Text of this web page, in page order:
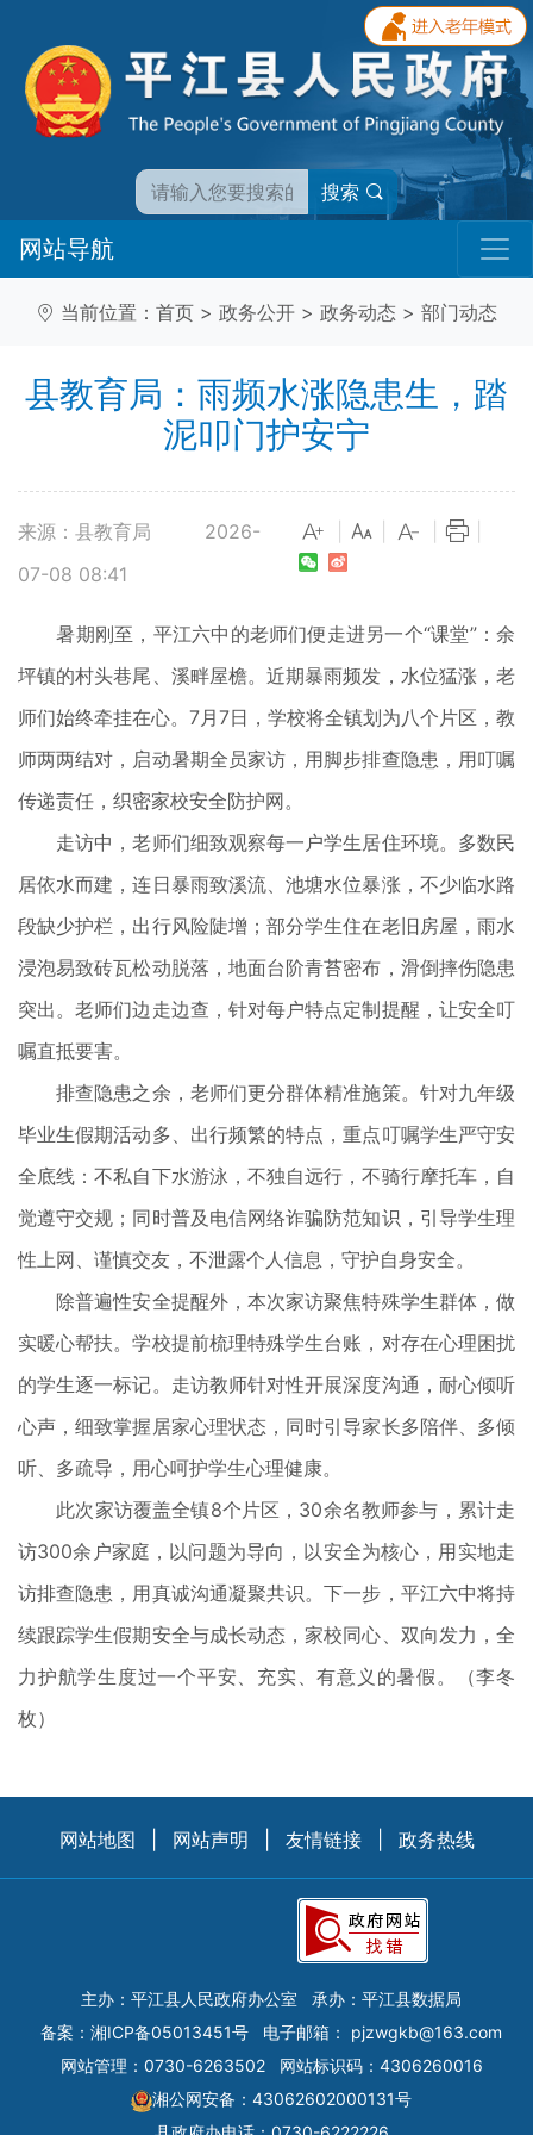
搜索
网站导航
当前位置： 首页 > 政务公开 > 政务动态 > 部门动态
县教育局：雨频水涨隐患生，踏
泥叩门护安宁
来源：县教育局
2026-
07-08 08:41
暑期刚至，平江六中的老师们便走进另一个“课堂”：余
坪镇的村头巷尾、溪畔屋檐。近期暴雨频发，水位猛涨，老
师们始终牵挂在心。7月7日，学校将全镇划为八个片区，教
师两两结对，启动暑期全员家访，用脚步排查隐患，用叮嘱
传递责任，织密家校安全防护网。
走访中，老师们细致观察每一户学生居住环境。多数民
居依水而建，连日暴雨致溪流、池塘水位暴涨，不少临水路
段缺少护栏，出行风险陡增；部分学生住在老旧房屋，雨水
浸泡易致砖瓦松动脱落，地面台阶青苔密布，滑倒摔伤隐患
突出。老师们边走边查，针对每户特点定制提醒，让安全叮
嘱直抵要害。
排查隐患之余，老师们更分群体精准施策。针对九年级
毕业生假期活动多、出行频繁的特点，重点叮嘱学生严守安
全底线：不私自下水游泳，不独自远行，不骑行摩托车，自
觉遵守交规；同时普及电信网络诈骗防范知识，引导学生理
性上网、谨慎交友，不泄露个人信息，守护自身安全。
除普遍性安全提醒外，本次家访聚焦特殊学生群体，做
实暖心帮扶。学校提前梳理特殊学生台账，对存在心理困扰
的学生逐一标记。走访教师针对性开展深度沟通，耐心倾听
心声，细致掌握居家心理状态，同时引导家长多陪伴、多倾
听、多疏导，用心呵护学生心理健康。
此次家访覆盖全镇8个片区，30余名教师参与，累计走
访300余户家庭，以问题为导向，以安全为核心，用实地走
访排查隐患，用真诚沟通凝聚共识。下一步，平江六中将持
续跟踪学生假期安全与成长动态，家校同心、双向发力，全
力护航学生度过一个平安、充实、有意义的暑假。（李冬
枚）
网站地图 网站声明 友情链接 政务热线
主办：平江县人民政府办公室
承办：平江县数据局
备案： 湘ICP备05013451号 电子邮箱： pjzwgkb@163.com
网站管理：0730-6263502
网站标识码：4306260016
湘公网安备：43062602000131号